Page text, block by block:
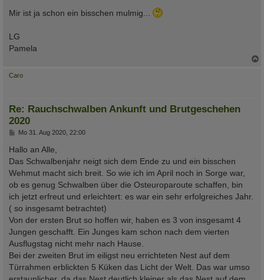
Mir ist ja schon ein bisschen mulmig...
LG
Pamela
Caro
Re: Rauchschwalben Ankunft und Brutgeschehen
2020
B
i
r
a
g
Mo 31. Aug 2020, 22:00
Hallo an Alle,
Das Schwalbenjahr neigt sich dem Ende zu und ein bisschen
Wehmut macht sich breit. So wie ich im April noch in Sorge war,
ob es genug Schwalben über die Osteuroparoute schaffen, bin
ich jetzt erfreut und erleichtert: es war ein sehr erfolgreiches Jahr.
( so insgesamt betrachtet)
Von der ersten Brut so hoffen wir, haben es 3 von insgesamt 4
Jungen geschafft. Ein Junges kam schon nach dem vierten
Ausflugstag nicht mehr nach Hause.
Bei der zweiten Brut im eiligst neu errichteten Nest auf dem
Türrahmen erblickten 5 Küken das Licht der Welt. Das war umso